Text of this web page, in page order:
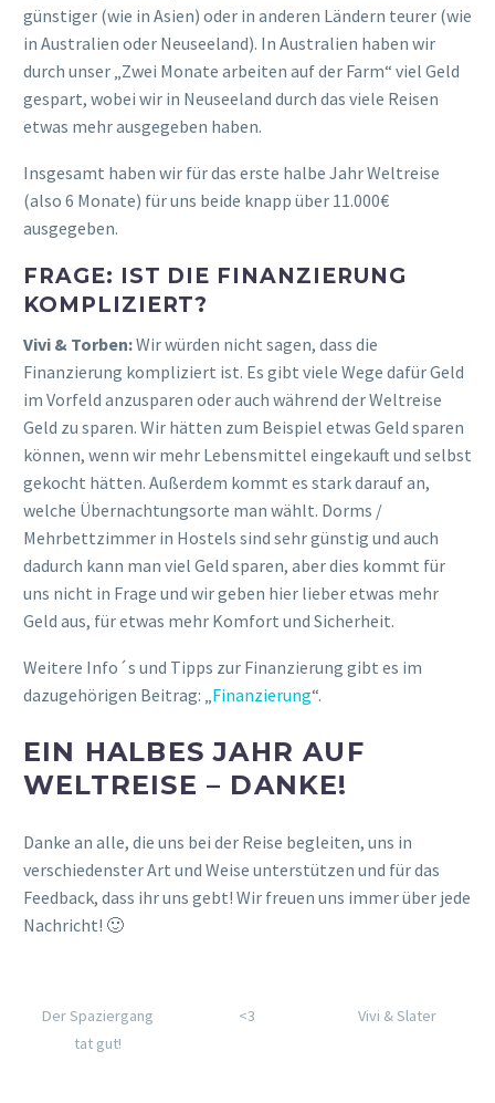
günstiger (wie in Asien) oder in anderen Ländern teurer (wie
in Australien oder Neuseeland). In Australien haben wir
durch unser „Zwei Monate arbeiten auf der Farm“ viel Geld
gespart, wobei wir in Neuseeland durch das viele Reisen
etwas mehr ausgegeben haben.
Insgesamt haben wir für das erste halbe Jahr Weltreise
(also 6 Monate) für uns beide knapp über 11.000€
ausgegeben.
FRAGE: IST DIE FINANZIERUNG
KOMPLIZIERT?
Vivi & Torben:Wir würden nicht sagen, dass die
Finanzierung kompliziert ist. Es gibt viele Wege dafür Geld
im Vorfeld anzusparen oder auch während der Weltreise
Geld zu sparen. Wir hätten zum Beispiel etwas Geld sparen
können, wenn wir mehr Lebensmittel eingekauft und selbst
gekocht hätten. Außerdem kommt es stark darauf an,
welche Übernachtungsorte man wählt. Dorms /
Mehrbettzimmer in Hostels sind sehr günstig und auch
dadurch kann man viel Geld sparen, aber dies kommt für
uns nicht in Frage und wir geben hier lieber etwas mehr
Geld aus, für etwas mehr Komfort und Sicherheit.
Weitere Info´s und Tipps zur Finanzierung gibt es im
dazugehörigen Beitrag: „Finanzierung“.
EIN HALBES JAHR AUF
WELTREISE – DANKE!
Danke an alle, die uns bei der Reise begleiten, uns in
verschiedenster Art und Weise unterstützen und für das
Feedback, dass ihr uns gebt! Wir freuen uns immer über jede
Nachricht! 🙂
Der Spaziergang
tat gut!
<3 Vivi & Slater